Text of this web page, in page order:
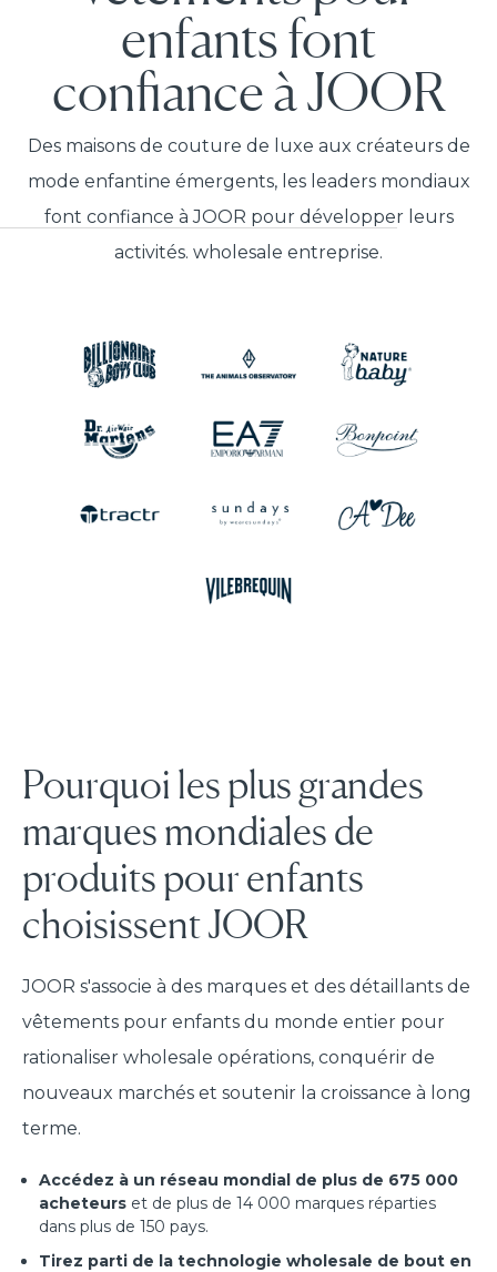
enfants font
confiance à JOOR
Des maisons de couture de luxe aux créateurs de
mode enfantine émergents, les leaders mondiaux
font confiance à JOOR pour développer leurs
activités. wholesale entreprise.
Pourquoi les plus grandes
marques mondiales de
produits pour enfants
choisissent JOOR
JOOR s'associe à des marques et des détaillants de
vêtements pour enfants du monde entier pour
rationaliser wholesale opérations, conquérir de
nouveaux marchés et soutenir la croissance à long
terme.
Accédez à un réseau mondial de plus de 675 000
acheteurs et de plus de 14 000 marques réparties
dans plus de 150 pays.
Tirez parti de la technologie wholesale de bout en